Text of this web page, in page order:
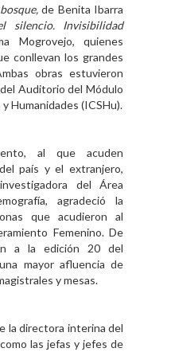
de Benita Ibarra
silencio. Invisibilidad
Mogrovejo, quienes
conllevan los grandes
obras estuvieron
Auditorio del Módulo
Humanidades (ICSHu).
al que acuden
país y el extranjero,
del Área
agradeció la
que acudieron al
Femenino. De
a la edición 20 del
mayor afluencia de
y mesas.
la directora interina del
las jefas y jefes de